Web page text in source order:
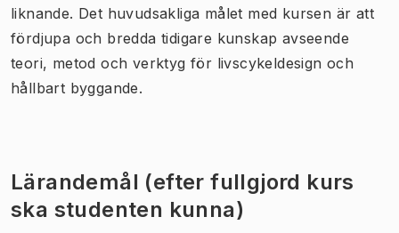
liknande. Det huvudsakliga målet med kursen är att
fördjupa och bredda tidigare kunskap avseende
teori, metod och verktyg för livscykeldesign och
hållbart byggande.
Lärandemål (efter fullgjord kurs
ska studenten kunna)